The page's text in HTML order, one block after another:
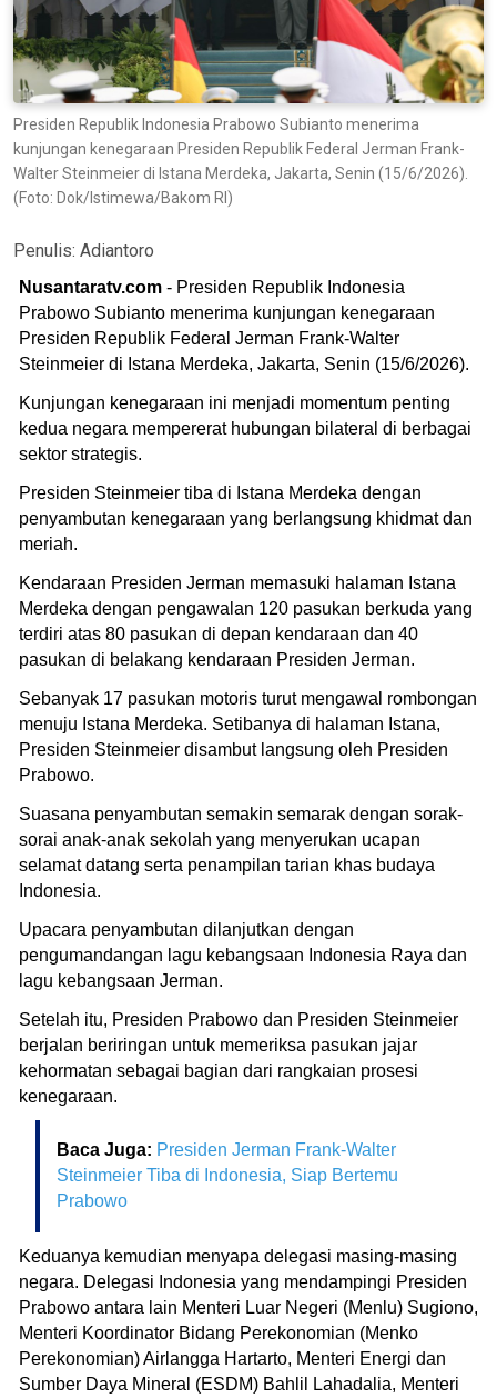
Presiden Republik Indonesia Prabowo Subianto menerima
kunjungan kenegaraan Presiden Republik Federal Jerman Frank-
Walter Steinmeier di Istana Merdeka, Jakarta, Senin (15/6/2026).
(Foto: Dok/Istimewa/Bakom RI)
Penulis: Adiantoro
Nusantaratv.com - Presiden Republik Indonesia
Prabowo Subianto menerima kunjungan kenegaraan
Presiden Republik Federal Jerman Frank-Walter
Steinmeier di Istana Merdeka, Jakarta, Senin (15/6/2026).
Kunjungan kenegaraan ini menjadi momentum penting
kedua negara mempererat hubungan bilateral di berbagai
sektor strategis.
Presiden Steinmeier tiba di Istana Merdeka dengan
penyambutan kenegaraan yang berlangsung khidmat dan
meriah.
Kendaraan Presiden Jerman memasuki halaman Istana
Merdeka dengan pengawalan 120 pasukan berkuda yang
terdiri atas 80 pasukan di depan kendaraan dan 40
pasukan di belakang kendaraan Presiden Jerman.
Sebanyak 17 pasukan motoris turut mengawal rombongan
menuju Istana Merdeka. Setibanya di halaman Istana,
Presiden Steinmeier disambut langsung oleh Presiden
Prabowo.
Suasana penyambutan semakin semarak dengan sorak-
sorai anak-anak sekolah yang menyerukan ucapan
selamat datang serta penampilan tarian khas budaya
Indonesia.
Upacara penyambutan dilanjutkan dengan
pengumandangan lagu kebangsaan Indonesia Raya dan
lagu kebangsaan Jerman.
Setelah itu, Presiden Prabowo dan Presiden Steinmeier
berjalan beriringan untuk memeriksa pasukan jajar
kehormatan sebagai bagian dari rangkaian prosesi
kenegaraan.
Baca Juga: Presiden Jerman Frank-Walter
Steinmeier Tiba di Indonesia, Siap Bertemu
Prabowo
Keduanya kemudian menyapa delegasi masing-masing
negara. Delegasi Indonesia yang mendampingi Presiden
Prabowo antara lain Menteri Luar Negeri (Menlu) Sugiono,
Menteri Koordinator Bidang Perekonomian (Menko
Perekonomian) Airlangga Hartarto, Menteri Energi dan
Sumber Daya Mineral (ESDM) Bahlil Lahadalia, Menteri